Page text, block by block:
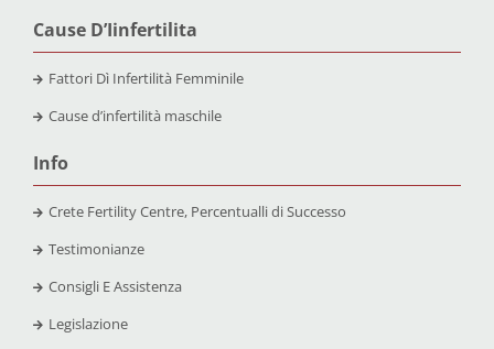
Cause D’Iinfertilita
Fattori Dì Infertilità Femminile
Cause d’infertilità maschile
Info
Crete Fertility Centre, Percentualli di Successo
Testimonianze
Consigli E Assistenza
Legislazione